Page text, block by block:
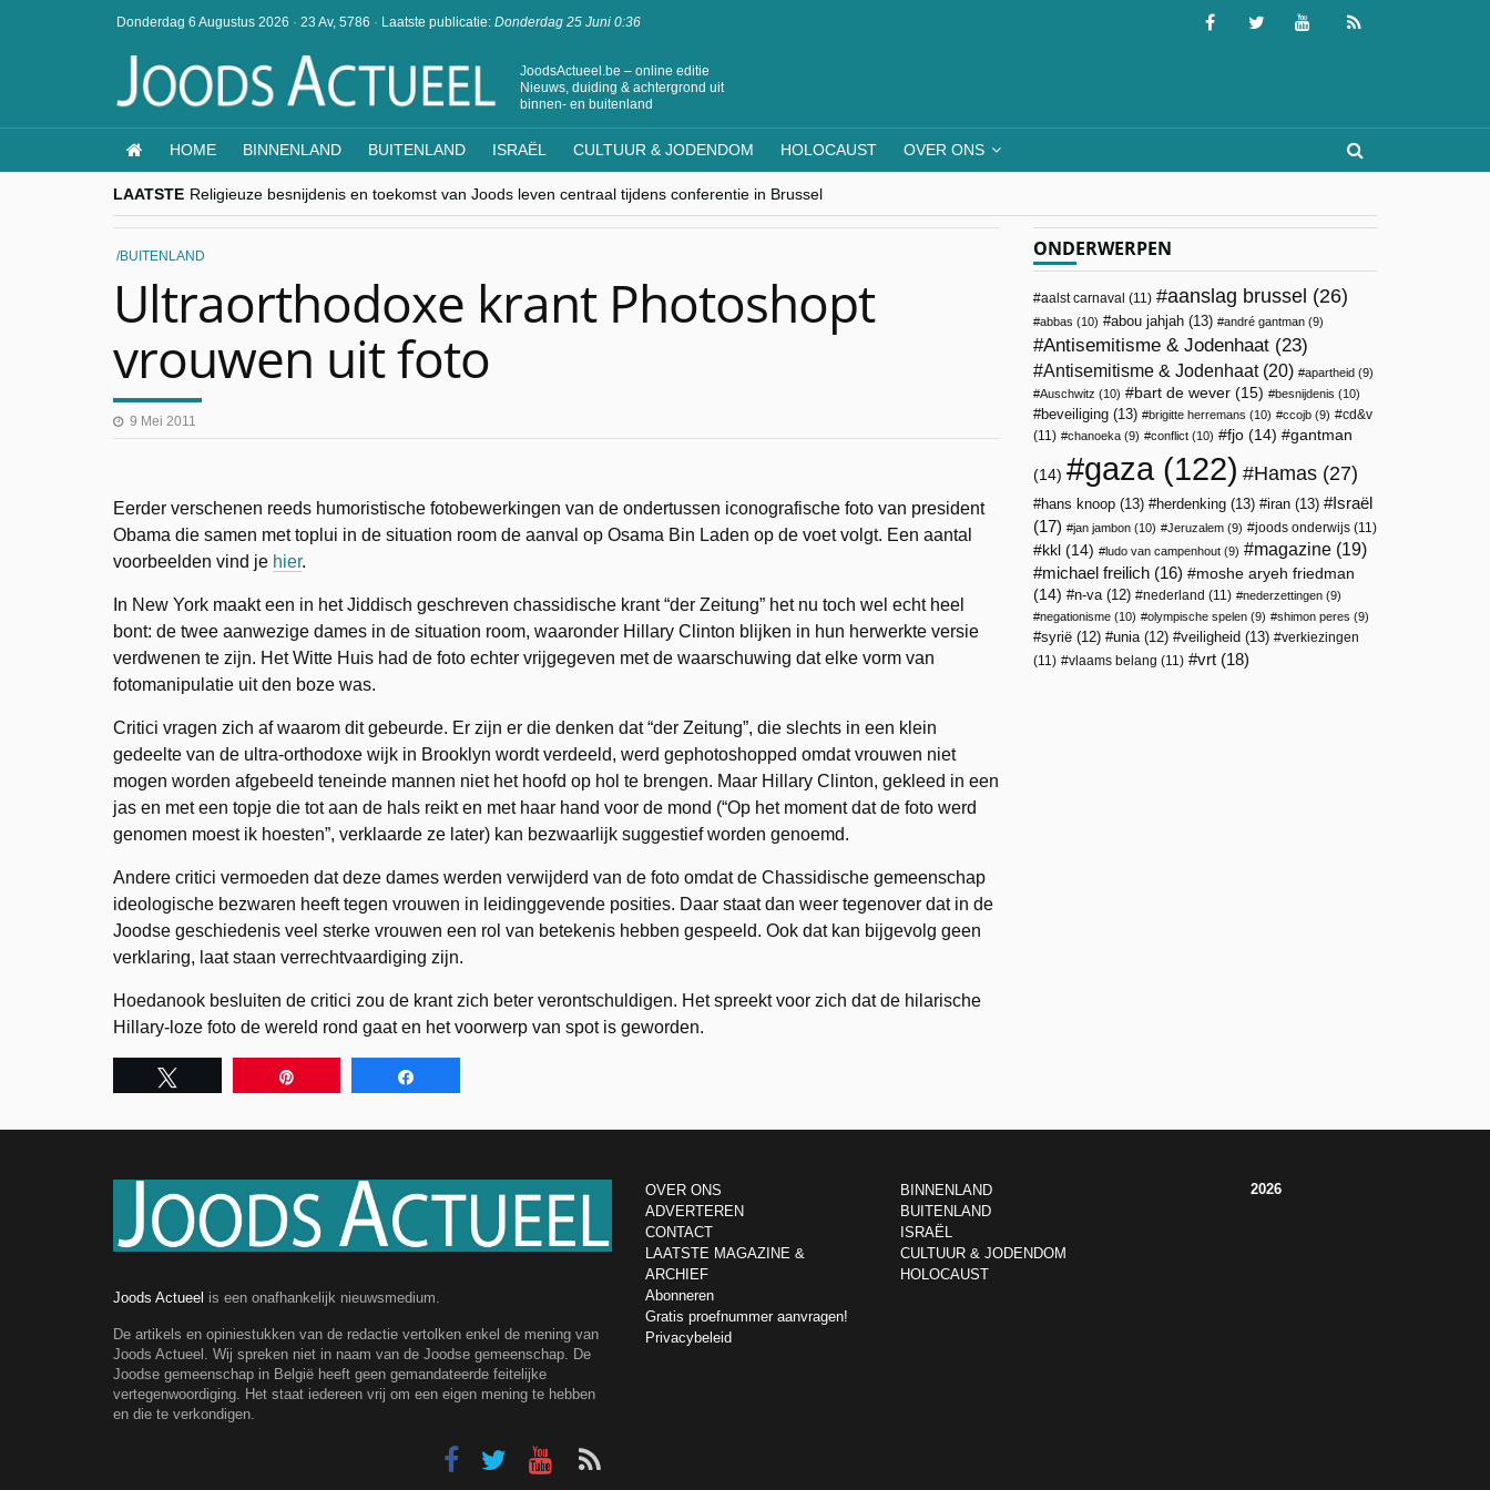
Donderdag 6 Augustus 2026 · 23 Av, 5786 · Laatste publicatie: Donderdag 25 Juni 0:36
JoodsActueel.be – online editie
Nieuws, duiding & achtergrond uit
binnen- en buitenland
HOME BINNENLAND BUITENLAND ISRAËL CULTUUR & JODENDOM HOLOCAUST OVER ONS
LAATSTE Religieuze besnijdenis en toekomst van Joods leven centraal tijdens conferentie in Brussel
“Besnijdenisdebat toont hoe moeilijk seculiere Westen minderheden begrijpt”, Jinnih Beels (Vooruit)
CITYTRIP | ROEMENIË – Boekarest: de verrassing van Oost-Europa
“Vandaag zit elke Jood in België op de beklaagdenbank”
BUITENLAND
Ultraorthodoxe krant Photoshopt
vrouwen uit foto
9 Mei 2011
Eerder verschenen reeds humoristische fotobewerkingen van de ondertussen iconografische foto van president
Obama die samen met toplui in de situation room de aanval op Osama Bin Laden op de voet volgt. Een aantal
voorbeelden vind je hier.
In New York maakt een in het Jiddisch geschreven chassidische krant “der Zeitung” het nu toch wel echt heel
bont: de twee aanwezige dames in de situation room, waaronder Hillary Clinton blijken in hun herwerkte versie
verdwenen te zijn. Het Witte Huis had de foto echter vrijgegeven met de waarschuwing dat elke vorm van
fotomanipulatie uit den boze was.
Critici vragen zich af waarom dit gebeurde. Er zijn er die denken dat “der Zeitung”, die slechts in een klein
gedeelte van de ultra-orthodoxe wijk in Brooklyn wordt verdeeld, werd gephotoshopped omdat vrouwen niet
mogen worden afgebeeld teneinde mannen niet het hoofd op hol te brengen. Maar Hillary Clinton, gekleed in een
jas en met een topje die tot aan de hals reikt en met haar hand voor de mond (“Op het moment dat de foto werd
genomen moest ik hoesten”, verklaarde ze later) kan bezwaarlijk suggestief worden genoemd.
Andere critici vermoeden dat deze dames werden verwijderd van de foto omdat de Chassidische gemeenschap
ideologische bezwaren heeft tegen vrouwen in leidinggevende posities. Daar staat dan weer tegenover dat in de
Joodse geschiedenis veel sterke vrouwen een rol van betekenis hebben gespeeld. Ook dat kan bijgevolg geen
verklaring, laat staan verrechtvaardiging zijn.
Hoedanook besluiten de critici zou de krant zich beter verontschuldigen. Het spreekt voor zich dat de hilarische
Hillary-loze foto de wereld rond gaat en het voorwerp van spot is geworden.
ONDERWERPEN
aalst carnaval (11) aanslag brussel (26)
abbas (10) abou jahjah (13) andré gantman (9)
Antisemitisme & Jodenhaat (23)
Antisemitisme & Jodenhaat(20) apartheid (9)
Auschwitz (10) bart de wever (15) besnijdenis (10)
beveiliging (13) brigitte herremans (10) ccojb (9)
cd&v
(11)
chanoeka (9) conflict (10) fjo (14) gantman
(14) gaza(122) Hamas (27)
hans knoop (13) herdenking (13) iran (13)
Israël
(17)
jan jambon (10) Jeruzalem (9) joods onderwijs (11)
kkl (14) ludo van campenhout (9) magazine (19)
michael freilich (16)
moshe aryeh friedman
(14)
n-va(12) nederland (11) nederzettingen (9)
negationisme (10) olympische spelen (9) shimon peres (9)
syrië (12) unia(12) veiligheid (13)
verkiezingen
(11)
vlaams belang (11) vrt (18)
Joods Actueel is een onafhankelijk nieuwsmedium.
De artikels en opiniestukken van de redactie vertolken enkel de mening van
Joods Actueel. Wij spreken niet in naam van de Joodse gemeenschap. De
Joodse gemeenschap in België heeft geen gemandateerde feitelijke
vertegenwoordiging. Het staat iedereen vrij om een eigen mening te hebben
en die te verkondigen.
OVER ONS
ADVERTEREN
CONTACT
LAATSTE MAGAZINE &
ARCHIEF
Abonneren
Gratis proefnummer aanvragen!
Privacybeleid
BINNENLAND
BUITENLAND
ISRAËL
CULTUUR & JODENDOM
HOLOCAUST
2026